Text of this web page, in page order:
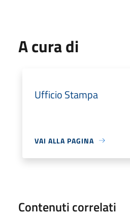
A cura di
Ufficio Stampa
VAI ALLA PAGINA
Contenuti correlati